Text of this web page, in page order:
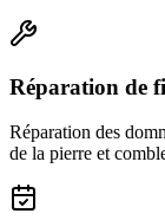
Réparation de
Réparation des
de la pierre et